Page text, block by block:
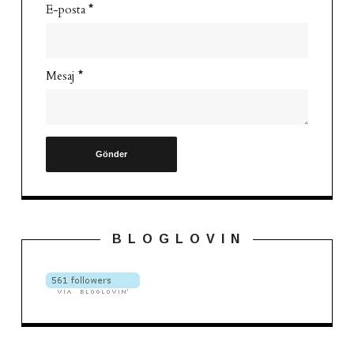
E-posta *
Mesaj *
B L O G L O V I N